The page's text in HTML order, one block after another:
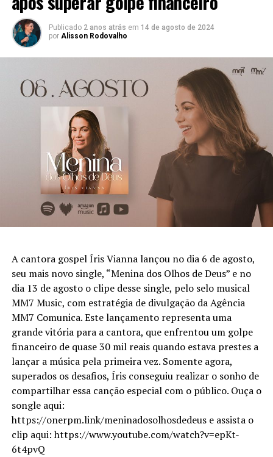
Publicado 2 anos atrás em 14 de agosto de 2024
por Alisson Rodovalho
A cantora gospel Íris Vianna lançou no dia 6 de agosto,
seu mais novo single, “Menina dos Olhos de Deus” e no
dia 13 de agosto o clipe desse single, pelo selo musical
MM7 Music, com estratégia de divulgação da Agência
MM7 Comunica. Este lançamento representa uma
grande vitória para a cantora, que enfrentou um golpe
financeiro de quase 30 mil reais quando estava prestes a
lançar a música pela primeira vez. Somente agora,
superados os desafios, Íris conseguiu realizar o sonho de
compartilhar essa canção especial com o público. Ouça o
songle aqui:
https://onerpm.link/meninadosolhosdedeus e assista o
clip aqui: https://www.youtube.com/watch?v=epKt-
6t4pvQ